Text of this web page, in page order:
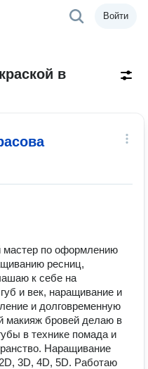
Войти
в
мастер по оформлению
ресниц,
к себе на
и век, наращивание и
и долговременную
макияж бровей делаю в
в технике помада и
Наращивание
3D, 4D, 5D. Работаю